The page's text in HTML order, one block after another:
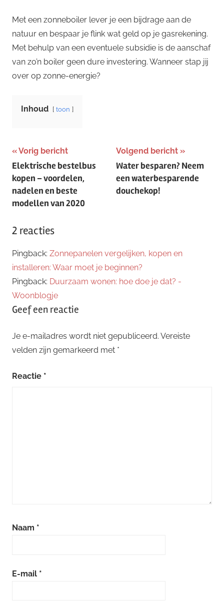
Met een zonneboiler lever je een bijdrage aan de
natuur en bespaar je flink wat geld op je gasrekening.
Met behulp van een eventuele subsidie is de aanschaf
van zo’n boiler geen dure investering. Wanneer stap jij
over op zonne-energie?
Inhoud toon
Bericht
navigatie
Vorig bericht
Elektrische bestelbus
kopen – voordelen,
nadelen en beste
modellen van 2020
Volgend bericht
Water besparen? Neem
een waterbesparende
douchekop!
2 reacties
Pingback: Zonnepanelen vergelijken, kopen en
installeren: Waar moet je beginnen?
Pingback: Duurzaam wonen: hoe doe je dat? -
Woonblogje
Geef een reactie
Je e-mailadres wordt niet gepubliceerd. Vereiste
velden zijn gemarkeerd met *
Reactie *
Naam *
E-mail *